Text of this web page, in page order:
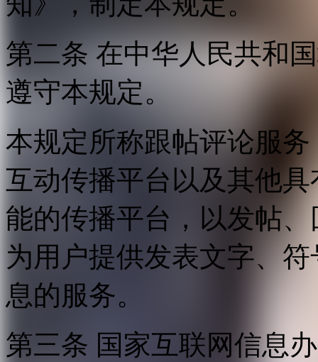
第二条 在中华人民共和
遵守本规定。
本规定所称跟帖评论服
互动传播平台以及其他
能的传播平台，以发帖
为用户提供发表文字、
息的服务。
第三条 国家互联网信息